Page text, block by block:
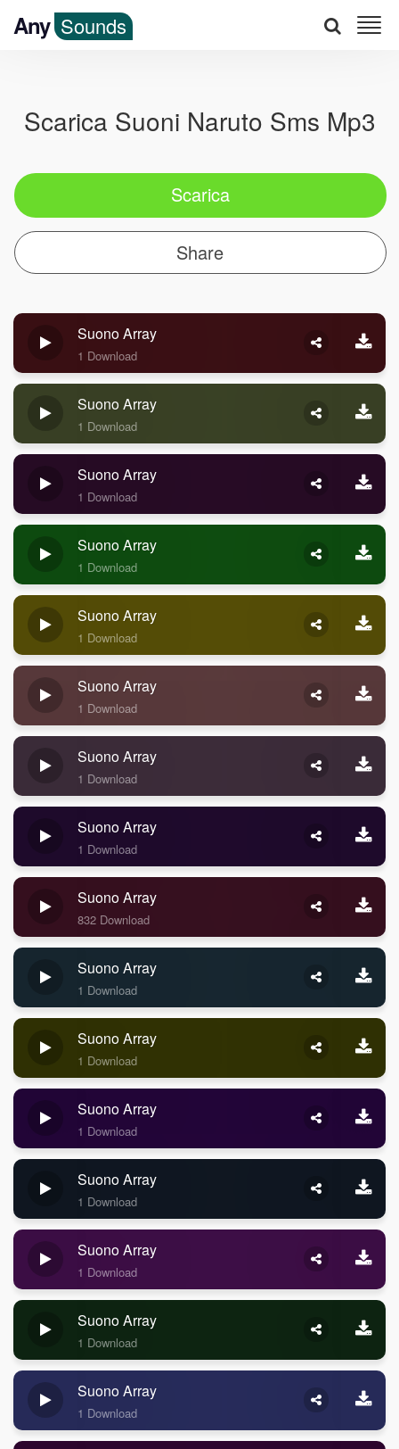
Any Sounds
Scarica Suoni Naruto Sms Mp3
Scarica
Share
Suono Array
1 Download
Suono Array
1 Download
Suono Array
1 Download
Suono Array
1 Download
Suono Array
1 Download
Suono Array
1 Download
Suono Array
1 Download
Suono Array
1 Download
Suono Array
832 Download
Suono Array
1 Download
Suono Array
1 Download
Suono Array
1 Download
Suono Array
1 Download
Suono Array
1 Download
Suono Array
1 Download
Suono Array
1 Download